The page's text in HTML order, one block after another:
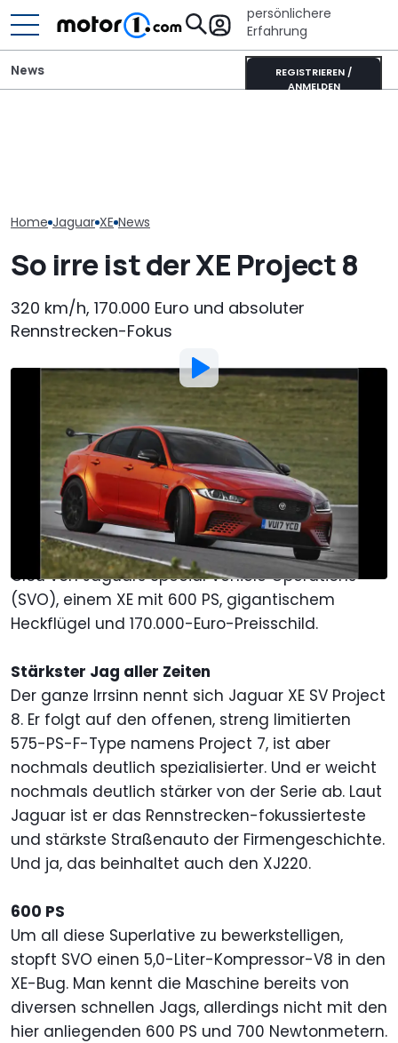
persönlichere
Erfahrung
REGISTRIEREN /
ANMELDEN
News
Home Jaguar XE News
So irre ist der XE Project 8
320 km/h, 170.000 Euro und absoluter
Rennstrecken-Fokus
Von:Stefan Wagner
28. Jun. 2017um14:11 Uhr
Als bevorzugte Quelle Motor1.com
auf Google hinzufügen
Viel mehr geht wirklich nicht. Jetzt wird es
ziemlich verrückt. Sagen Sie Hallo zum neuesten
Clou von Jaguars Special Vehicle Operations
(SVO), einem XE mit 600 PS, gigantischem
Heckflügel und 170.000-Euro-Preisschild.
Stärkster Jag aller Zeiten
Der ganze Irrsinn nennt sich Jaguar XE SV Project
8. Er folgt auf den offenen, streng limitierten
575-PS-F-Type namens Project 7, ist aber
nochmals deutlich spezialisierter. Und er weicht
nochmals deutlich stärker von der Serie ab. Laut
Jaguar ist er das Rennstrecken-fokussierteste
und stärkste Straßenauto der Firmengeschichte.
Und ja, das beinhaltet auch den XJ220.
600 PS
Um all diese Superlative zu bewerkstelligen,
stopft SVO einen 5,0-Liter-Kompressor-V8 in den
XE-Bug. Man kennt die Maschine bereits von
diversen schnellen Jags, allerdings nicht mit den
hier anliegenden 600 PS und 700 Newtonmetern.